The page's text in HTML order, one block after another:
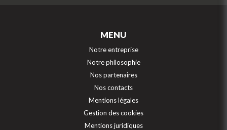
MENU
Notre entreprise
Notre philosophie
Nos partenaires
Nos contacts
Mentions légales
Gestion des cookies
Mentions juridiques